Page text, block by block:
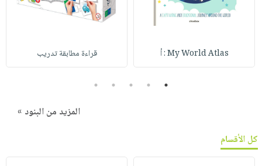
My World Atlas : أ قراءة مطابقة تدريب
1
2
3
4
5
المزيد من البنود »
كل الأقسام